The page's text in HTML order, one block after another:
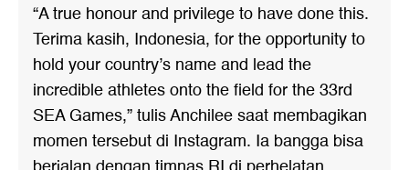
“A true honour and privilege to have done this.
Terima kasih, Indonesia, for the opportunity to
hold your country’s name and lead the
incredible athletes onto the field for the 33rd
SEA Games,” tulis Anchilee saat membagikan
momen tersebut di Instagram. Ia bangga bisa